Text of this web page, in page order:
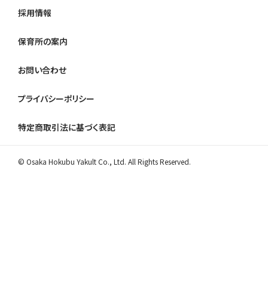
採用情報
保育所の案内
お問い合わせ
プライバシーポリシー
特定商取引法に基づく表記
© Osaka Hokubu Yakult Co., Ltd. All Rights Reserved.